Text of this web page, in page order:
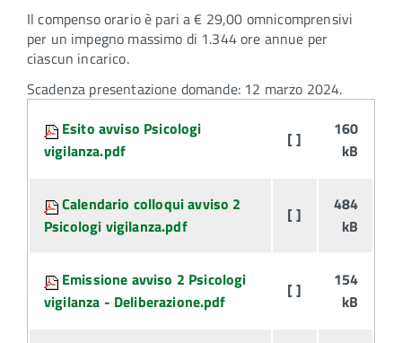
Il compenso orario è pari a € 29,00 omnicomprensivi
per un impegno massimo di 1.344 ore annue per
ciascun incarico.
Scadenza presentazione domande: 12 marzo 2024.
Esito avviso Psicologi
vigilanza.pdf
[ ]
160
kB
Calendario colloqui avviso 2
Psicologi vigilanza.pdf
[ ]
484
kB
Emissione avviso 2 Psicologi
vigilanza - Deliberazione.pdf
[ ]
154
kB